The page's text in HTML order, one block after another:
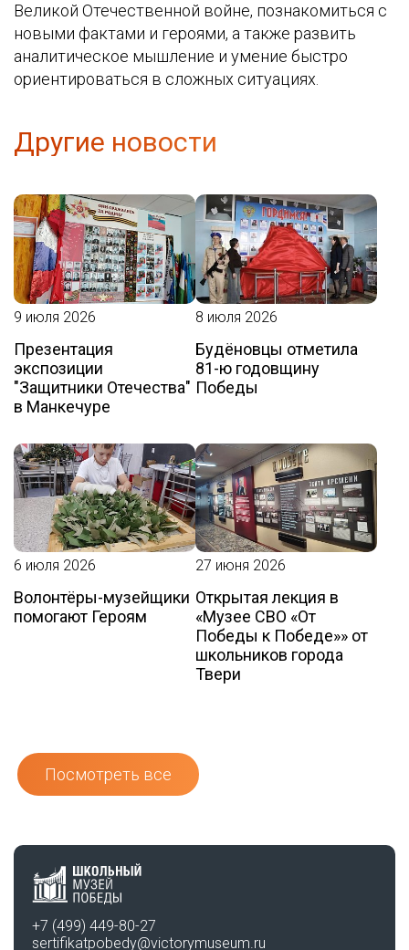
Великой Отечественной войне, познакомиться с
новыми фактами и героями, а также развить
аналитическое мышление и умение быстро
ориентироваться в сложных ситуациях.
Другие новости
9 июля 2026
Презентация
экспозиции
"Защитники Отечества"
в Манкечуре
8 июля 2026
Будёновцы отметила
81-ю годовщину
Победы
6 июля 2026
Волонтёры-музейщики
помогают Героям
27 июня 2026
Открытая лекция в
«Музее СВО «От
Победы к Победе»» от
школьников города
Твери
Посмотреть все
+7 (499) 449-80-27
sertifikatpobedy@victorymuseum.ru